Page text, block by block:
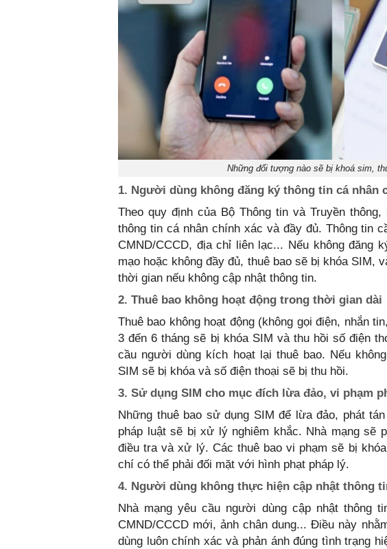
Những đối tượng nào sẽ bị khoá sim,
1. Người dùng không đăng ký thông tin cá nhân
Theo quy định của Bộ Thông tin và Truyền
thông tin cá nhân chính xác và đầy đủ. Thông tin
CMND/CCCD, địa chỉ liên lạc... Nếu không đăng
mạo hoặc không đầy đủ, thuê bao sẽ bị khóa SIM,
thời gian nếu không cập nhật thông tin.
2. Thuê bao không hoạt động trong thời gian dài
Thuê bao không hoạt động (không gọi điện, nhắn
3 đến 6 tháng sẽ bị khóa SIM và thu hồi số điện
cầu người dùng kích hoạt lại thuê bao. Nếu
SIM sẽ bị khóa và số điện thoại sẽ bị thu hồi.
3. Sử dụng SIM cho mục đích lừa đảo, vi phạm
Những thuê bao sử dụng SIM để lừa đảo, phát
pháp luật sẽ bị xử lý nghiêm khắc. Nhà mạng sẽ
điều tra và xử lý. Các thuê bao vi phạm sẽ bị
chí có thể phải đối mặt với hình phạt pháp lý.
4. Người dùng không thực hiện cập nhật thông
Nhà mạng yêu cầu người dùng cập nhật thông
CMND/CCCD mới, ảnh chân dung... Điều này
dùng luôn chính xác và phản ánh đúng tình trạng